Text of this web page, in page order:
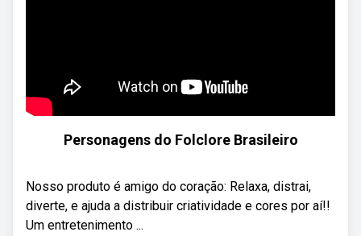
Personagens do Folclore Brasileiro
Nosso produto é amigo do coração: Relaxa, distrai,
diverte, e ajuda a distribuir criatividade e cores por aí!!
Um entretenimento ...